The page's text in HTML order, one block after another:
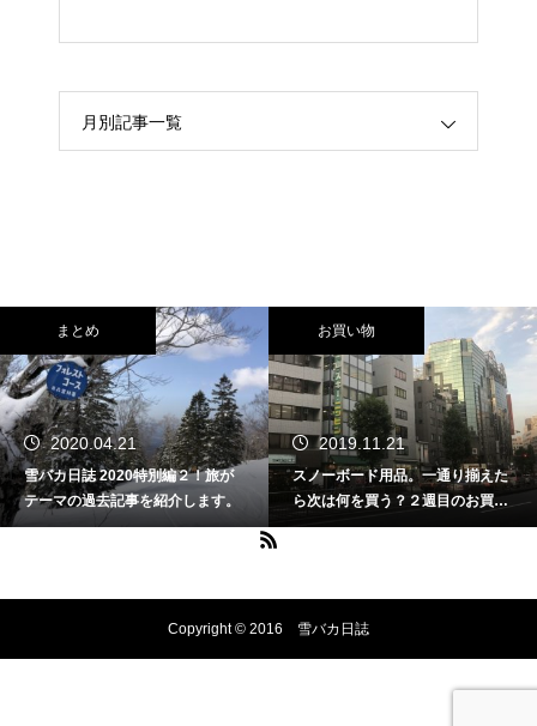
月別記事一覧
まとめ
2020.04.21
雪バカ日誌 2020特別編２！旅が
テーマの過去記事を紹介します。
お買い物
2019.11.21
スノーボード用品。一通り揃えた
ら次は何を買う？２週目のお買い
物特集。
Copyright © 2016 雪バカ日誌